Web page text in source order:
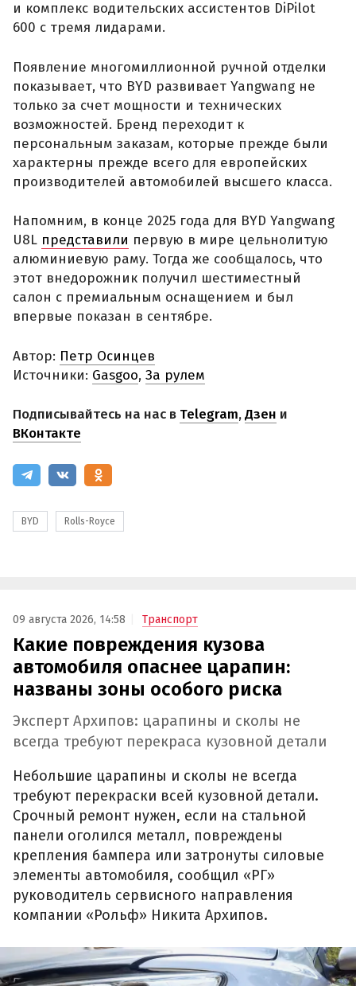
и комплекс водительских ассистентов DiPilot
600 с тремя лидарами.
Появление многомиллионной ручной отделки
показывает, что BYD развивает Yangwang не
только за счет мощности и технических
возможностей. Бренд переходит к
персональным заказам, которые прежде были
характерны прежде всего для европейских
производителей автомобилей высшего класса.
Напомним, в конце 2025 года для BYD Yangwang
U8L представили первую в мире цельнолитую
алюминиевую раму. Тогда же сообщалось, что
этот внедорожник получил шестиместный
салон с премиальным оснащением и был
впервые показан в сентябре.
Автор: Петр Осинцев
Источники: Gasgoo, За рулем
Подписывайтесь на нас в Telegram,Дзен и
ВКонтакте
BYD Rolls-Royce
09 августа 2026, 14:58 Транспорт
Какие повреждения кузова
автомобиля опаснее царапин:
названы зоны особого риска
Эксперт Архипов: царапины и сколы не
всегда требуют перекраса кузовной детали
Небольшие царапины и сколы не всегда
требуют перекраски всей кузовной детали.
Срочный ремонт нужен, если на стальной
панели оголился металл, повреждены
крепления бампера или затронуты силовые
элементы автомобиля, сообщил «РГ»
руководитель сервисного направления
компании «Рольф» Никита Архипов.